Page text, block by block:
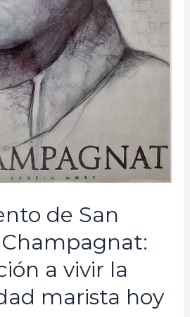
de San
a vivir la
marista hoy